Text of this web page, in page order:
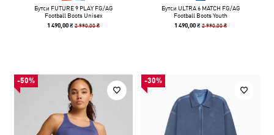
Бутси FUTURE 9 PLAY FG/AG
Football Boots Unisex
1 490,00 ₴2 990,00 ₴
Бутси ULTRA 6 MATCH FG/AG
Football Boots Youth
1 490,00 ₴2 990,00 ₴
-50% -30%